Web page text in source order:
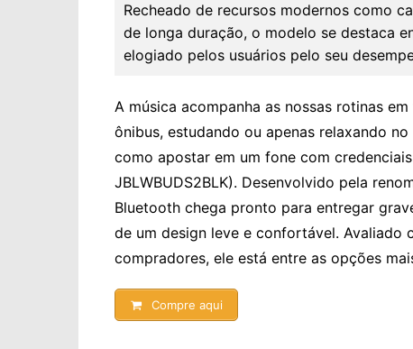
Recheado de recursos modernos como
de longa duração, o modelo se destaca
elogiado pelos usuários pelo seu
A música acompanha as nossas rotinas
ônibus, estudando ou apenas relaxando
como apostar em um fone com
JBLWBUDS2BLK). Desenvolvido pela
Bluetooth chega pronto para entregar
de um design leve e confortável. Avaliado
compradores, ele está entre as opções
Compre aqui